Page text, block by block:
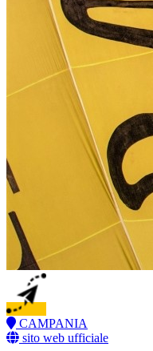
CAMPANIA
sito web ufficiale